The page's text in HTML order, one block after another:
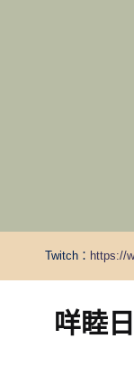
Twitch： https://
咩睦